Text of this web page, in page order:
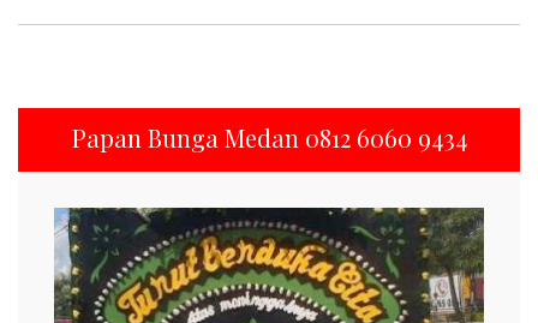
Papan Bunga Medan 0812 6060 9434